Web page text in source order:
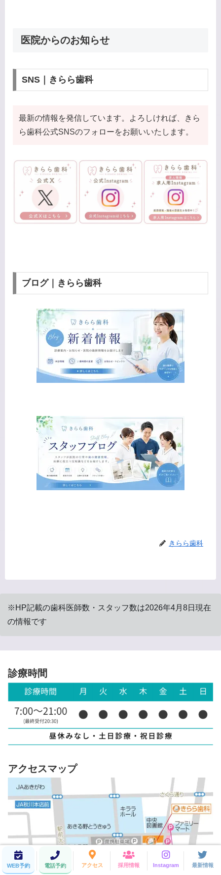
医院からのお知らせ
SNS｜きらら歯科
最新の情報を発信しています。よろしければ、きら
ら歯科公式SNSのフォローをお願いいたします。
ブログ｜きらら歯科
きらら歯科
※HP記載の歯科医師数・スタッフ数は2026年4月8日現在
の情報です
診療時間
アクセスマップ
WEB予約 電話予約 アクセス 採用情報 Instagram 最新情報